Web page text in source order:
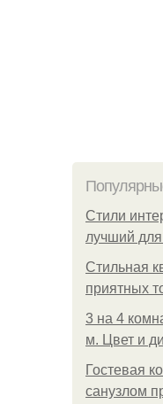
Стили
лучший
Стильная
приятных
3 на 4
м. Цвет и
Гостевая
санузлом